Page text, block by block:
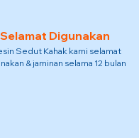
Selamat Digunakan
Sedut Kahak kami selamat
& jaminan selama 12 bulan